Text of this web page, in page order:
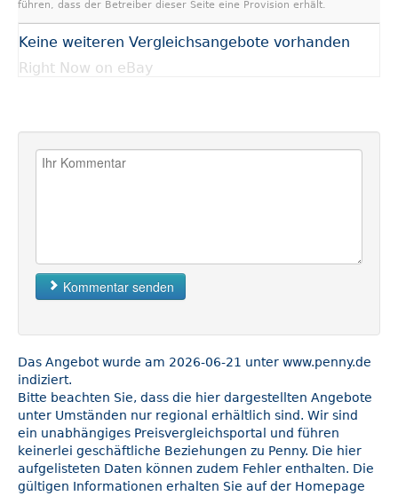
führen, dass der Betreiber dieser Seite eine Provision erhält.
Keine weiteren Vergleichsangebote vorhanden
Right Now on eBay
Kommentar senden
Das Angebot wurde am 2026-06-21 unter www.penny.de
indiziert.
Bitte beachten Sie, dass die hier dargestellten Angebote
unter Umständen nur regional erhältlich sind. Wir sind
ein unabhängiges Preisvergleichsportal und führen
keinerlei geschäftliche Beziehungen zu Penny. Die hier
aufgelisteten Daten können zudem Fehler enthalten. Die
gültigen Informationen erhalten Sie auf der Homepage